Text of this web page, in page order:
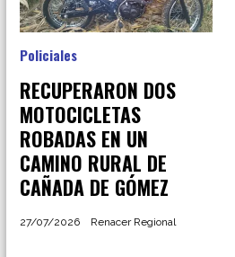
RECUPERARON DOS
MOTOCICLETAS
ROBADAS EN UN
CAMINO RURAL DE
CAÑADA DE GÓMEZ
Renacer Regional
Policiales
27/07/2026